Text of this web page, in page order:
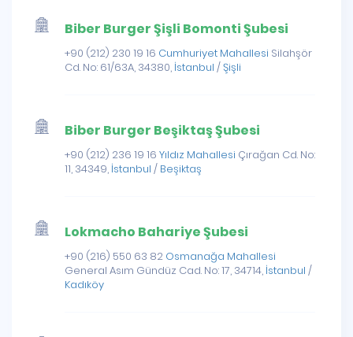
Biber Burger Şişli Bomonti Şubesi
+90 (212) 230 19 16 Cumhuriyet Mahallesi Silahşör
Cd. No: 61/63A, 34380, İstanbul /Şişli
Biber Burger Beşiktaş Şubesi
+90 (212) 236 19 16 Yıldız Mahallesi Çırağan Cd. No:
11, 34349, İstanbul / Beşiktaş
Lokmacho Bahariye Şubesi
+90 (216) 550 63 82 Osmanağa Mahallesi
General Asım Gündüz Cad. No: 17, 34714, İstanbul /
Kadıköy